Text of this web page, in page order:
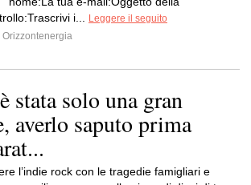
i...
Leggere il seguito
Orizzontenergia
stata solo una gran
averlo saputo prima
l’indie rock con le tragedie famigliari e